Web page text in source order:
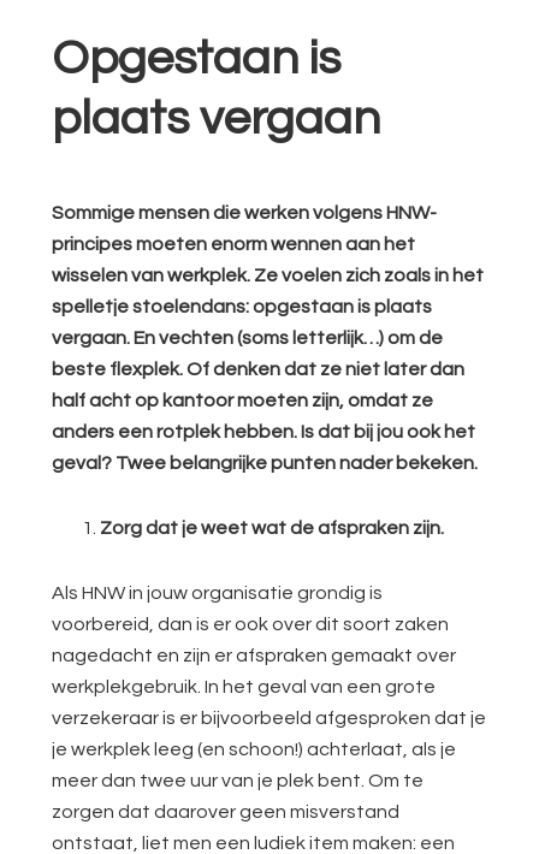
Opgestaan is
plaats vergaan
Sommige mensen die werken volgens HNW-
principes moeten enorm wennen aan het
wisselen van werkplek. Ze voelen zich zoals in het
spelletje stoelendans: opgestaan is plaats
vergaan. En vechten (soms letterlijk…) om de
beste flexplek. Of denken dat ze niet later dan
half acht op kantoor moeten zijn, omdat ze
anders een rotplek hebben. Is dat bij jou ook het
geval? Twee belangrijke punten nader bekeken.
Zorg dat je weet wat de afspraken zijn.
Als HNW in jouw organisatie grondig is
voorbereid, dan is er ook over dit soort zaken
nagedacht en zijn er afspraken gemaakt over
werkplekgebruik. In het geval van een grote
verzekeraar is er bijvoorbeeld afgesproken dat je
je werkplek leeg (en schoon!) achterlaat, als je
meer dan twee uur van je plek bent. Om te
zorgen dat daarover geen misverstand
ontstaat, liet men een ludiek item maken: een